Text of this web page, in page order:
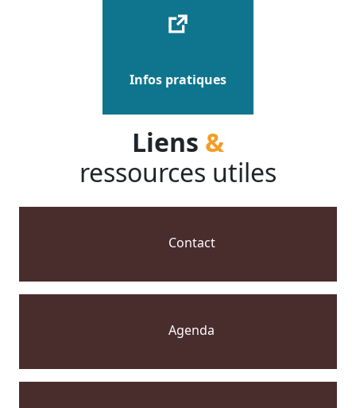
Infos pratiques
Liens &
ressources utiles
Contact
Agenda